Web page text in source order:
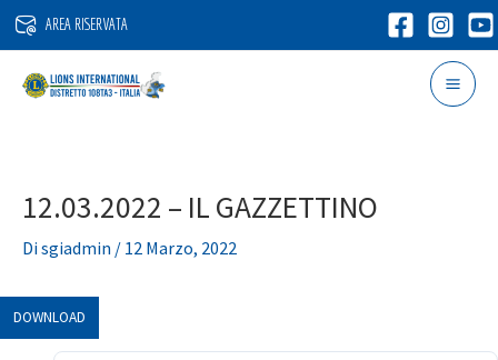
Vai
contenuto
AREA RISERVATA
12.03.2022 – IL GAZZETTINO
Disgiadmin / 12 Marzo, 2022
DOWNLOAD